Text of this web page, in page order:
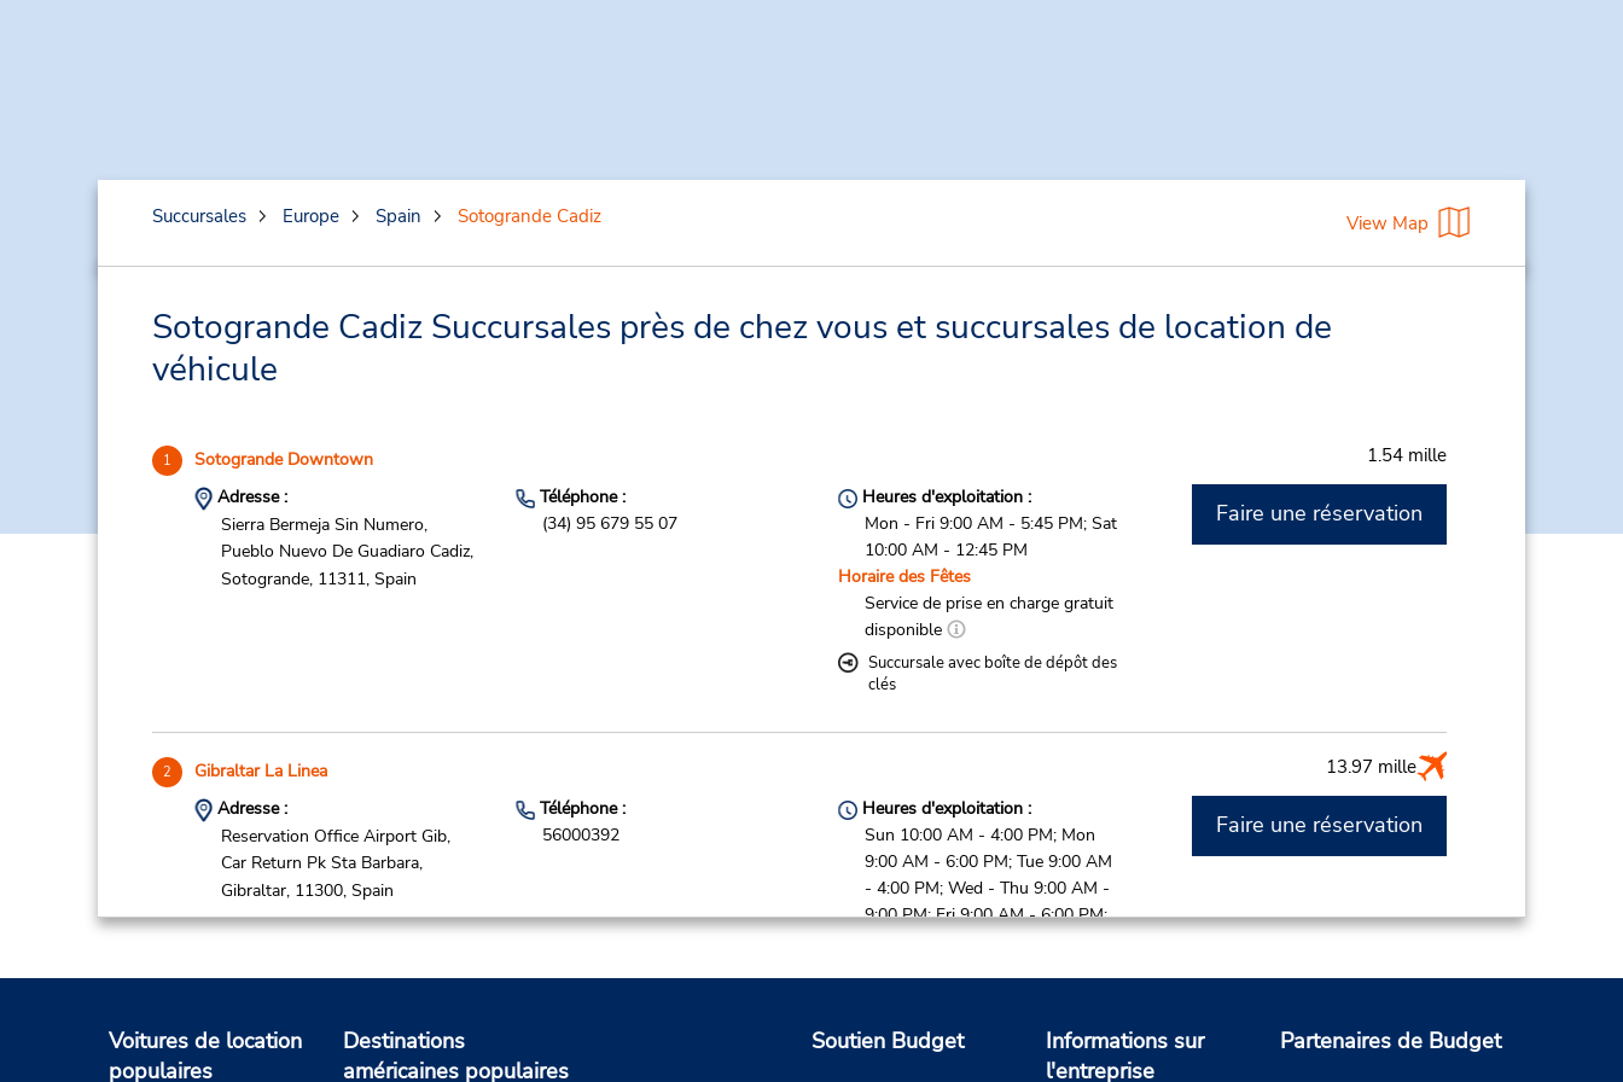
Succursales Europe Spain Sotogrande Cadiz View Map
Sotogrande Cadiz Succursales près de chez vous et succursales de location de
véhicule
1 Sotogrande Downtown 1.54 mille
Adresse :
Sierra Bermeja Sin Numero,
Pueblo Nuevo De Guadiaro Cadiz,
Sotogrande, 11311, Spain
Téléphone :
(34) 95 679 55 07
Heures d'exploitation :
Mon - Fri 9:00 AM - 5:45 PM; Sat
10:00 AM - 12:45 PM
Horaire des Fêtes
Service de prise en charge gratuit
disponible
Succursale avec boîte de dépôt des
clés
Faire une réservation
2 Gibraltar La Linea 13.97 mille
Adresse :
Reservation Office Airport Gib,
Car Return Pk Sta Barbara,
Gibraltar, 11300, Spain
Téléphone :
56000392
Heures d'exploitation :
Sun 10:00 AM - 4:00 PM; Mon
9:00 AM - 6:00 PM; Tue 9:00 AM
- 4:00 PM; Wed - Thu 9:00 AM -
9:00 PM; Fri 9:00 AM - 6:00 PM;
Si vous arrivez, le comptoir de
location se trouve dans le
Faire une réservation
Voitures de location
populaires
Destinations
américaines populaires
Soutien Budget
Informations sur
l'entreprise
Partenaires de Budget